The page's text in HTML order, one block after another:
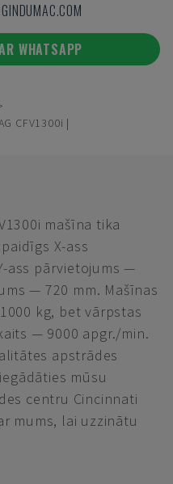
WHATSAPP
CFV1300i |
mašīna tika
X-ass
ass pārvietojums —
— 720 mm. Mašīnas
kg, bet vārpstas
— 9000 apgr./min.
apstrādes
mūsu
centru Cincinnati
mums, lai uzzinātu